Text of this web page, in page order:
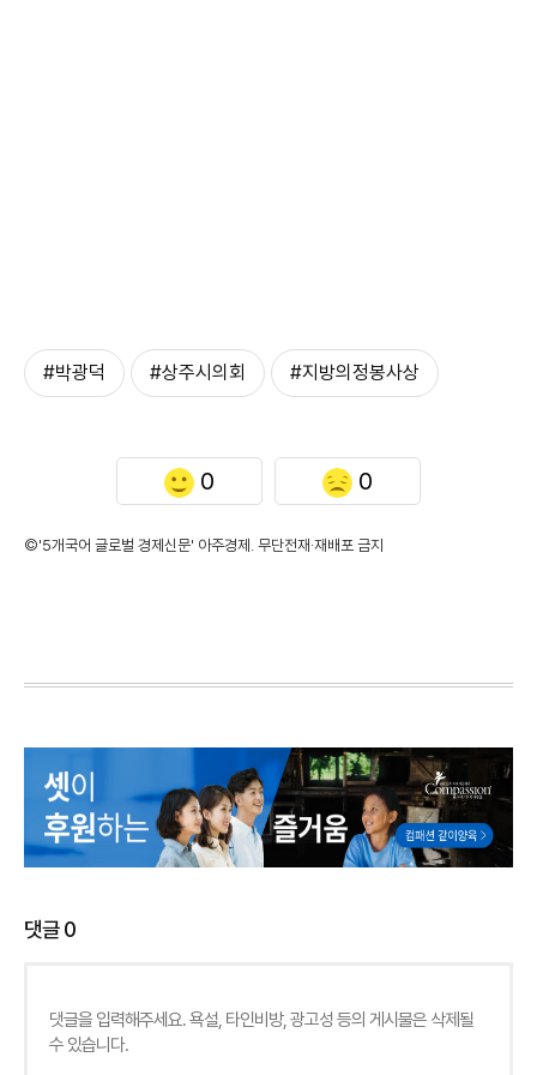
#박광덕 #상주시의회 #지방의정봉사상
0 0
©'5개국어 글로벌 경제신문' 아주경제. 무단전재·재배포 금지
댓글0